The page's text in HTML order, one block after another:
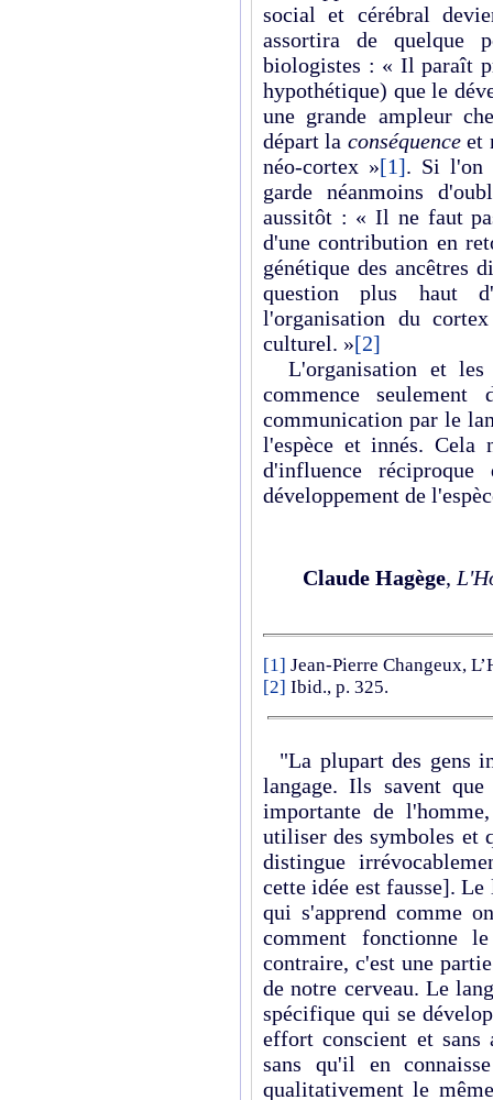
social et cérébral
assortira de quelque
biologistes : « Il paraît
hypothétique) que le
une grande ampleur
départ la conséquenceet
néo-cortex »[1]. Si l'on
garde néanmoins
aussitôt : « Il ne faut
d'une contribution en
génétique des ancêtres
question plus haut
l'organisation du
culturel. »[2]
L'organisation et les
commence seulement
communication par le
l'espèce et innés. Cela
d'influence
développement de
Claude Hagège,
[1] Jean-Pierre Changeux,
[2] Ibid., p. 325.
"La plupart des gens
langage. Ils savent
importante de
utiliser des symboles et
distingue
cette idée est fausse].
qui s'apprend comme
comment fonctionne
contraire, c'est une
de notre cerveau. Le
spécifique qui se
effort conscient et sans
sans qu'il en
qualitativement le